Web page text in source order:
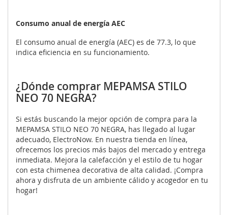
Consumo anual de energía AEC
El consumo anual de energía (AEC) es de 77.3, lo que
indica eficiencia en su funcionamiento.
¿Dónde comprar MEPAMSA STILO
NEO 70 NEGRA?
Si estás buscando la mejor opción de compra para la
MEPAMSA STILO NEO 70 NEGRA, has llegado al lugar
adecuado, ElectroNow. En nuestra tienda en línea,
ofrecemos los precios más bajos del mercado y entrega
inmediata. Mejora la calefacción y el estilo de tu hogar
con esta chimenea decorativa de alta calidad. ¡Compra
ahora y disfruta de un ambiente cálido y acogedor en tu
hogar!